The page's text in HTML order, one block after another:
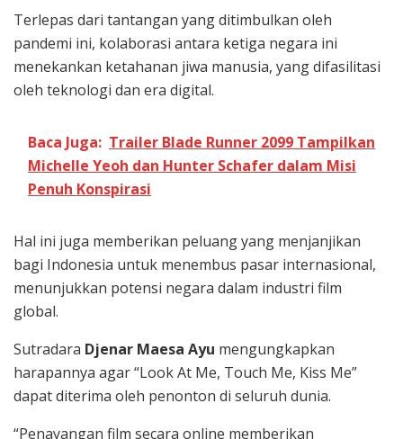
Terlepas dari tantangan yang ditimbulkan oleh
pandemi ini, kolaborasi antara ketiga negara ini
menekankan ketahanan jiwa manusia, yang difasilitasi
oleh teknologi dan era digital.
Baca Juga: Trailer Blade Runner 2099 Tampilkan
Michelle Yeoh dan Hunter Schafer dalam Misi
Penuh Konspirasi
Hal ini juga memberikan peluang yang menjanjikan
bagi Indonesia untuk menembus pasar internasional,
menunjukkan potensi negara dalam industri film
global.
Sutradara Djenar Maesa Ayu mengungkapkan
harapannya agar “Look At Me, Touch Me, Kiss Me”
dapat diterima oleh penonton di seluruh dunia.
“Penayangan film secara online memberikan